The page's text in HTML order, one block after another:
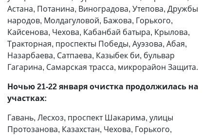
Астана, Потанина, Виноградова, Утепова, Дружбы
народов, Молдагуловой, Бажова, Горького,
Кайсенова, Чехова, Кабанбай батыра, Крылова,
Тракторная, проспекты Победы, Ауэзова, Абая,
Назарбаева, Сатпаева, Казыбек би, бульвар
Гагарина, Самарская трасса, микрорайон Защита.
Ночью 21-22 января очистка продолжилась на
участках:
Гавань, Лесхоз, проспект Шакарима, улицы
Протозанова, Казахстан, Чехова, Горького,